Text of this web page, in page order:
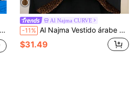
Al Najma CURVE
-11% Al Najma Vestido árabe de manga larga con diseño de botones y parchwork de estampado de leopardo para mujer de talla grande, Kaftán modesto
$31.49